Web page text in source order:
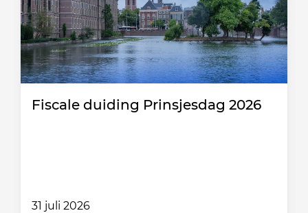
Fiscale duiding Prinsjesdag 2026
31 juli 2026